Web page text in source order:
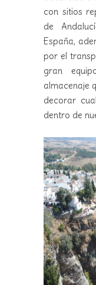
con sitios
de
España,
por el
gran
almacenaje
decorar
dentro de